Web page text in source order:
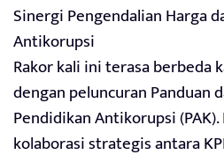
Sinergi Pengendalian Harga
Antikorupsi
Rakor kali ini terasa berbeda
dengan peluncuran Panduan
Pendidikan Antikorupsi
kolaborasi strategis antara